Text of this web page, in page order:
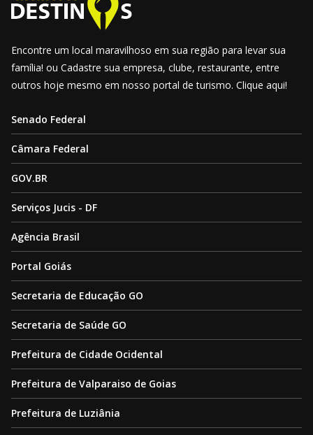
Encontre um local maravilhoso em sua região para levar sua
família! ou Cadastre sua empresa, clube, restaurante, entre
outros hoje mesmo em nosso portal de turismo. Clique aqui!
Senado Federal
Câmara Federal
GOV.BR
Serviços Jucis - DF
Agência Brasil
Portal Goiás
Secretaria de Educação GO
Secretaria de Saúde GO
Prefeitura de Cidade Ocidental
Prefeitura de Valparaiso de Goias
Prefeitura de Luziânia